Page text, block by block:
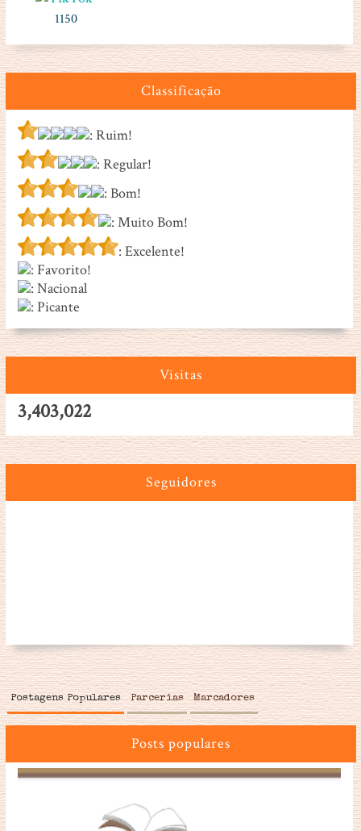
1150
Classificação
: Ruim!
: Regular!
: Bom!
: Muito Bom!
: Excelente!
: Favorito!
: Nacional
: Picante
Visitas
3,403,022
Seguidores
Postagens Populares Parcerias Marcadores
Posts populares